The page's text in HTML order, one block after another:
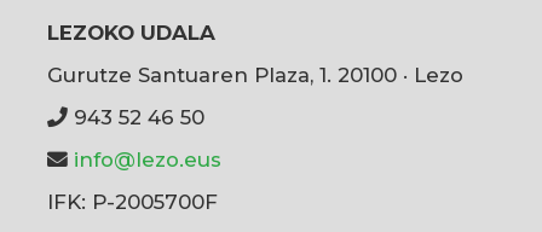
LEZOKO UDALA
Gurutze Santuaren Plaza, 1. 20100 · Lezo
943 52 46 50
info@lezo.eus
IFK: P-2005700F